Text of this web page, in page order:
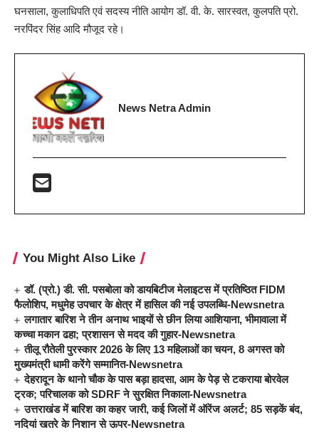
घनसाला, कुलाधिपति एवं सदस्य नीति आयोग डॉ. वी. के. सारस्वत, कुलपति प्रो.
नरपिंदर सिंह आदि मौजूद रहे।
News Netra Admin
You Might Also Like
डॉ. (प्रो.) डी. सी. पसबोला को डायबिटीज मेलाइटस में प्रतिष्ठित FIDM
फैलोशिप, मधुमेह उपचार के क्षेत्र में हासिल की नई उपलब्धि-Newsnetra
लगातार बारिश ने तीन अनाथ भाइयों से छीन लिया आशियाना, भीमावाला में
कच्चा मकान ढहा; प्रशासन से मदद की गुहार-Newsnetra
तीलू रौतेली पुरस्कार 2026 के लिए 13 महिलाओं का चयन, 8 अगस्त को
मुख्यमंत्री धामी करेंगे सम्मानित-Newsnetra
देहरादून के थानो चौक के पास बड़ा हादसा, आम के पेड़ से टकराया बोरवेल
ट्रक; परिचालक को SDRF ने सुरक्षित निकाला-Newsnetra
उत्तराखंड में बारिश का कहर जारी, कई जिलों में ऑरेंज अलर्ट; 85 सड़कें बंद,
नदियां खतरे के निशान से ऊपर-Newsnetra